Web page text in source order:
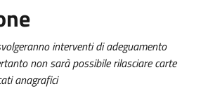
interventi di adeguamento
non sarà possibile rilasciare carte
anagrafici